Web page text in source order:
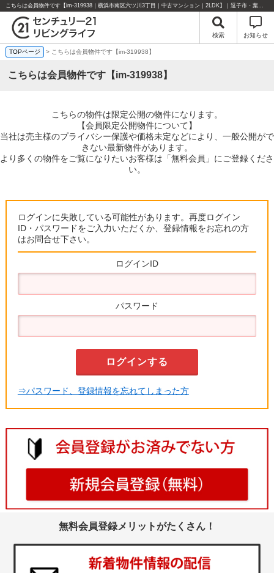
こちらは会員物件です【im-319938｜横浜市南区六ツ川3丁目｜中古マンション｜2LDK】｜逗子市・葉山町・湘南エリアの不動産のことならセンチュリー21リビングライフにお任せください！
検索 お知らせ
TOPページ > こちらは会員物件です【im-319938】
こちらは会員物件です【im-319938】
こちらの物件は限定公開の物件になります。
【会員限定公開物件について】
当社は売主様のプライバシー保護や価格未定などにより、一般公開がで
きない最新物件があります。
より多くの物件をご覧になりたいお客様は「無料会員」にご登録くださ
い。
ログインに失敗している可能性があります。再度ログイン
ID・パスワードをご入力いただくか、登録情報をお忘れの方
はお問合せ下さい。
ログインID
パスワード
⇒パスワード、登録情報を忘れてしまった方
無料会員登録メリットがたくさん！